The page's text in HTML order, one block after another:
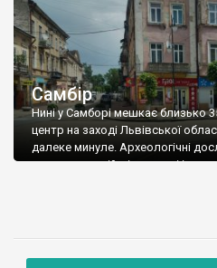
Самбір
Нині у Самборі мешкає близько
центр на заході Львівської
далеке минуле. Археологічні
поселення у цій місцевості